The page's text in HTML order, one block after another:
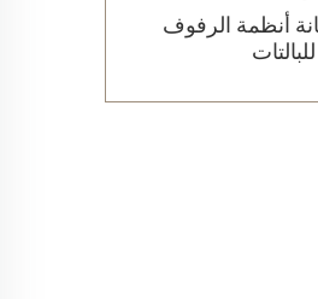
أنظمة الرفوف